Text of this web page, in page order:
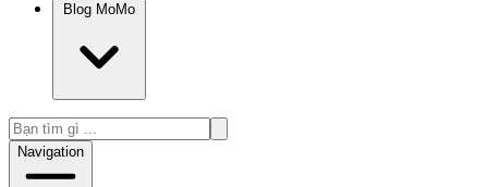
Blog MoMo
Navigation